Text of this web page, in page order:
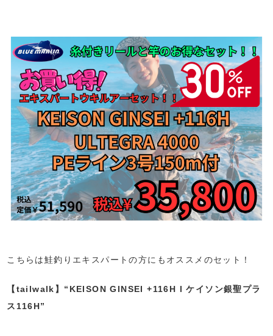
こちらは鮭釣りエキスパートの方にもオススメのセット！
【tailwalk】“KEISON GINSEI +116H l ケイソン銀聖プラ
ス116H”